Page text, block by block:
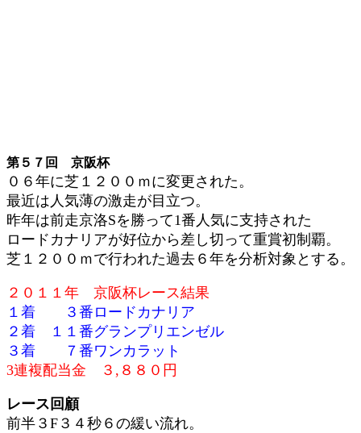
第５７回 京阪杯
０６年に芝１２００ｍに変更された。
最近は人気薄の激走が目立つ。
昨年は前走京洛Sを勝って1番人気に支持された
ロードカナリアが好位から差し切って重賞初制覇。
芝１２００ｍで行われた過去６年を分析対象とする。
２０１１年 京阪杯レース結果
１着 ３番ロードカナリア
２着 １１番グランプリエンゼル
３着 ７番ワンカラット
3連複配当金 ３,８８０円
レース回顧
前半３F３４秒６の緩い流れ。